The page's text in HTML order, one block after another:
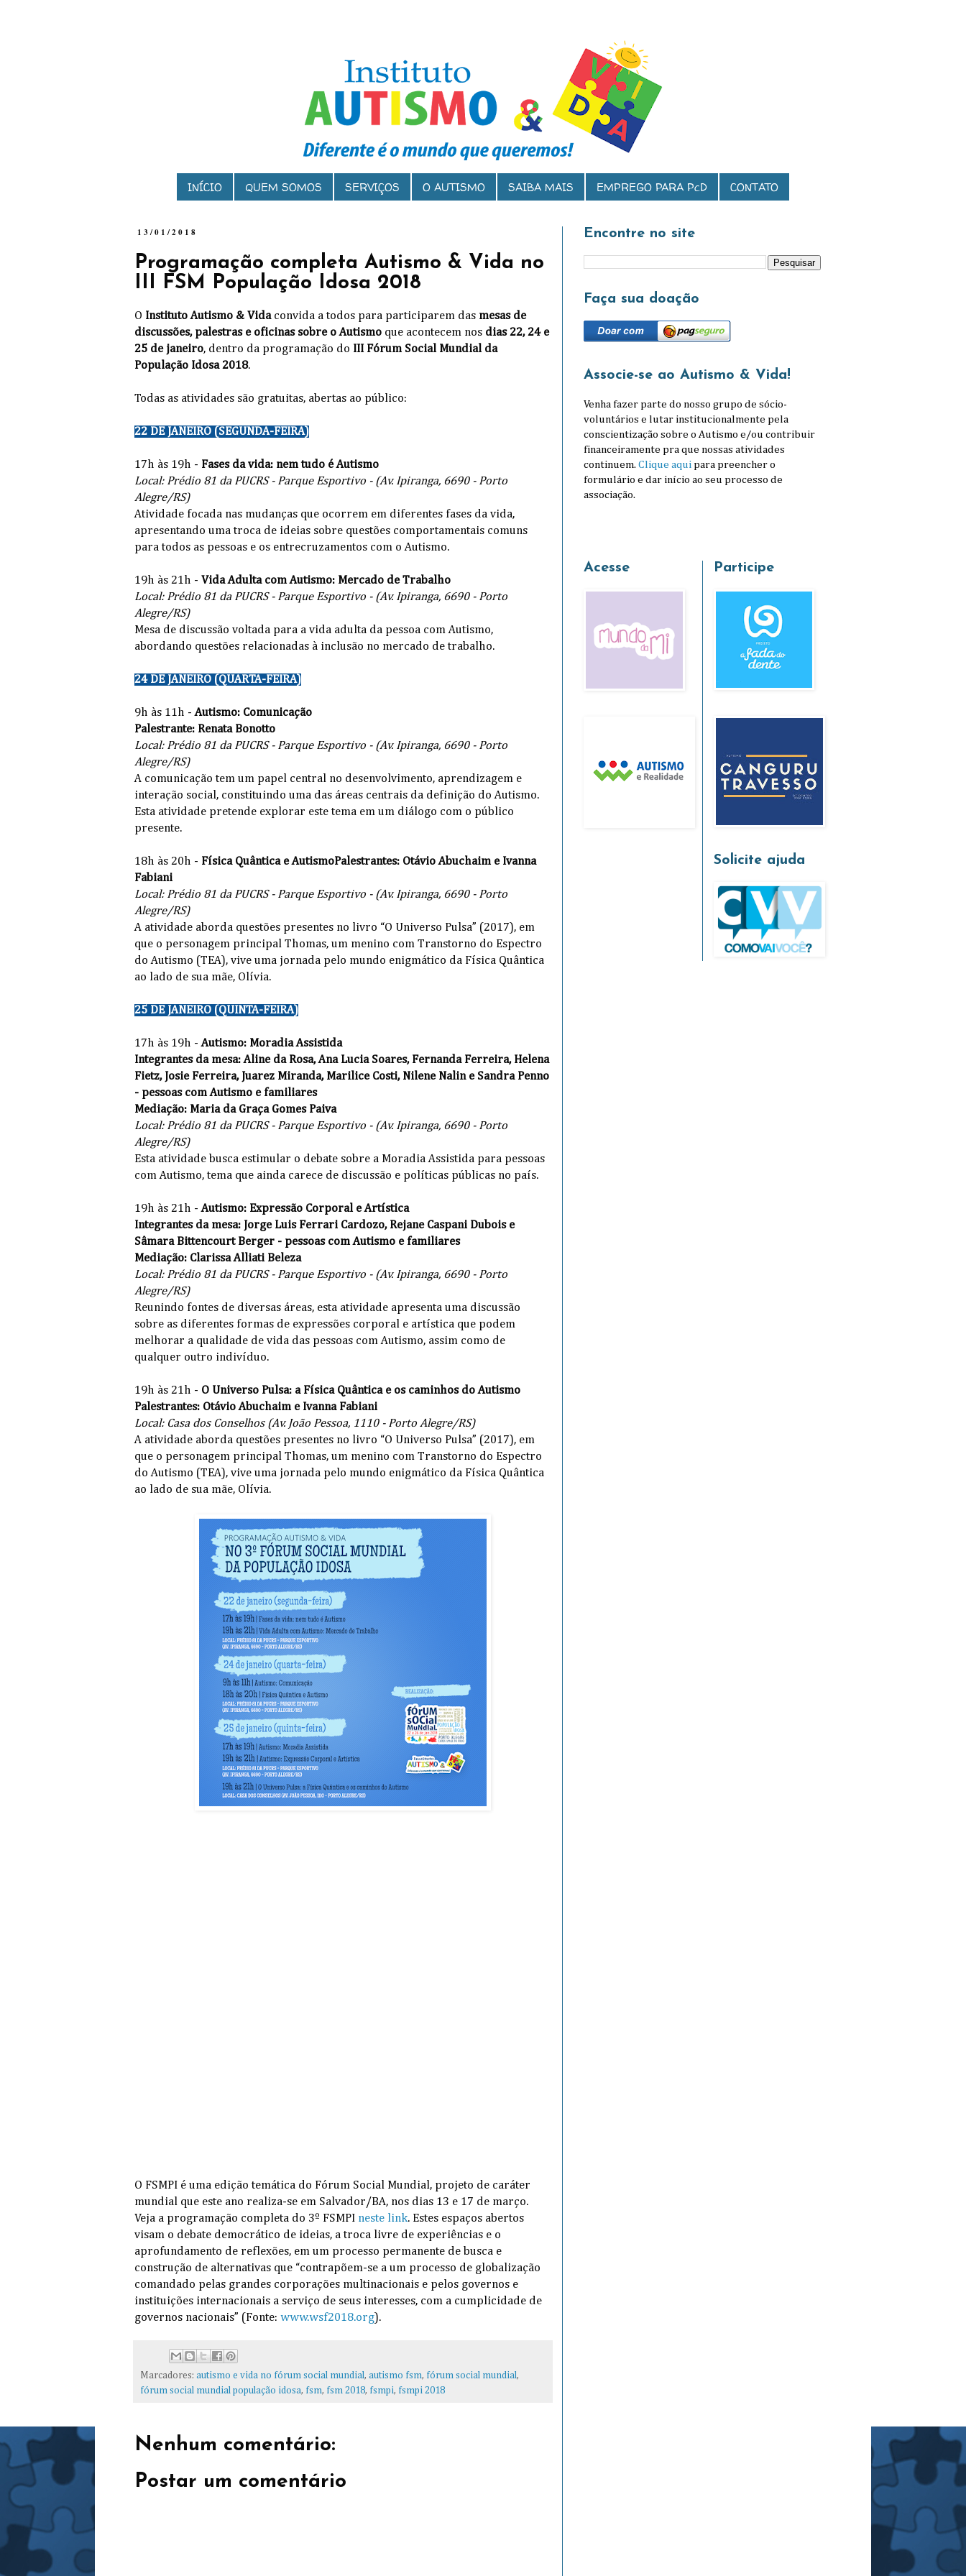
INÍCIO QUEM SOMOS SERVIÇOS O AUTISMO SAIBA MAIS EMPREGO PARA PcD CONTATO
13/01/2018
Programação completa Autismo & Vida no
III FSM População Idosa 2018
O Instituto Autismo & Vidaconvida a todos para participarem das mesas de
discussões, palestras e oficinas sobre o Autismo que acontecem nos dias 22, 24 e
25 de janeiro, dentro da programação do III Fórum Social Mundial da
População Idosa 2018.
Todas as atividades são gratuitas, abertas ao público:
22 DE JANEIRO (SEGUNDA-FEIRA)
17h às 19h - Fases da vida: nem tudo é Autismo
Local: Prédio 81 da PUCRS - Parque Esportivo - (Av. Ipiranga, 6690 - Porto
Alegre/RS)
Atividade focada nas mudanças que ocorrem em diferentes fases da vida,
apresentando uma troca de ideias sobre questões comportamentais comuns
para todos as pessoas e os entrecruzamentos com o Autismo.
19h às 21h - Vida Adulta com Autismo: Mercado de Trabalho
Local: Prédio 81 da PUCRS - Parque Esportivo - (Av. Ipiranga, 6690 - Porto
Alegre/RS)
Mesa de discussão voltada para a vida adulta da pessoa com Autismo,
abordando questões relacionadas à inclusão no mercado de trabalho.
24 DE JANEIRO (QUARTA-FEIRA)
9h às 11h -Autismo: Comunicação
Palestrante: Renata Bonotto
Local: Prédio 81 da PUCRS - Parque Esportivo - (Av. Ipiranga, 6690 - Porto
Alegre/RS)
A comunicação tem um papel central no desenvolvimento, aprendizagem e
interação social, constituindo uma das áreas centrais da definição do Autismo.
Esta atividade pretende explorar este tema em um diálogo com o público
presente.
18h às 20h - Física Quântica e AutismoPalestrantes: Otávio Abuchaim e Ivanna
Fabiani
Local: Prédio 81 da PUCRS - Parque Esportivo - (Av. Ipiranga, 6690 - Porto
Alegre/RS)
A atividade aborda questões presentes no livro “O Universo Pulsa” (2017), em
que o personagem principal Thomas, um menino com Transtorno do Espectro
do Autismo (TEA), vive uma jornada pelo mundo enigmático da Física Quântica
ao lado de sua mãe, Olívia.
25 DE JANEIRO (QUINTA-FEIRA)
17h às 19h -Autismo: Moradia Assistida
Integrantes da mesa:Aline da Rosa,Ana Lucia Soares, Fernanda Ferreira, Helena
Fietz, Josie Ferreira, Juarez Miranda, Marilice Costi, Nilene Nalin eSandra Penno
- pessoas com Autismo e familiares
Mediação: Maria da Graça Gomes Paiva
Local: Prédio 81 da PUCRS - Parque Esportivo - (Av. Ipiranga, 6690 - Porto
Alegre/RS)
Esta atividade busca estimular o debate sobre a Moradia Assistida para pessoas
com Autismo, tema que ainda carece de discussão e políticas públicas no país.
19h às 21h -Autismo: Expressão Corporal e Artística
Integrantes da mesa: Jorge Luis Ferrari Cardozo, Rejane Caspani Dubois e
Sâmara Bittencourt Berger - pessoas com Autismo e familiares
Mediação: Clarissa Alliati Beleza
Local: Prédio 81 da PUCRS - Parque Esportivo - (Av. Ipiranga, 6690 - Porto
Alegre/RS)
Reunindo fontes de diversas áreas, esta atividade apresenta uma discussão
sobre as diferentes formas de expressões corporal e artística que podem
melhorar a qualidade de vida das pessoas com Autismo, assim como de
qualquer outro indivíduo.
19h às 21h - O Universo Pulsa: a Física Quântica e os caminhos do Autismo
Palestrantes: Otávio Abuchaim e Ivanna Fabiani
Local: Casa dos Conselhos (Av. João Pessoa, 1110 - Porto Alegre/RS)
A atividade aborda questões presentes no livro “O Universo Pulsa” (2017), em
que o personagem principal Thomas, um menino com Transtorno do Espectro
do Autismo (TEA), vive uma jornada pelo mundo enigmático da Física Quântica
ao lado de sua mãe, Olívia.
O FSMPI é uma edição temática do Fórum Social Mundial, projeto de caráter
mundial que este ano realiza-se em Salvador/BA, nos dias 13 e 17 de março.
Veja a programação completa do 3º FSMPI neste link. Estes espaços abertos
visam o debate democrático de ideias, a troca livre de experiências e o
aprofundamento de reflexões, em um processo permanente de busca e
construção de alternativas que “contrapõem-se a um processo de globalização
comandado pelas grandes corporações multinacionais e pelos governos e
instituições internacionais a serviço de seus interesses, com a cumplicidade de
governos nacionais” (Fonte: www.wsf2018.org).
Marcadores: autismo e vida no fórum social mundial, autismo fsm, fórum social mundial,
fórum social mundial população idosa, fsm, fsm 2018, fsmpi, fsmpi 2018
Nenhum comentário:
Postar um comentário
Encontre no site
Faça sua doação
Associe-se ao Autismo & Vida!
Venha fazer parte do nosso grupo de sócio-
voluntários e lutar institucionalmente pela
conscientização sobre o Autismo e/ou contribuir
financeiramente pra que nossas atividades
continuem. Clique aqui para preencher o
formulário e dar início ao seu processo de
associação.
Acesse Participe
Solicite ajuda